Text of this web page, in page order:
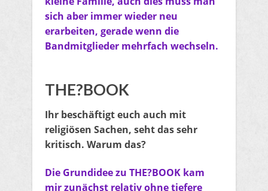
sich aber immer wieder neu
erarbeiten, gerade wenn die
Bandmitglieder mehrfach wechseln.
THE?BOOK
Ihr beschäftigt euch auch mit
religiösen Sachen, seht das sehr
kritisch. Warum das?
Die Grundidee zu THE?BOOK kam
mir zunächst relativ ohne tiefere